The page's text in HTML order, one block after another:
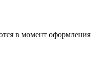
в момент оформления